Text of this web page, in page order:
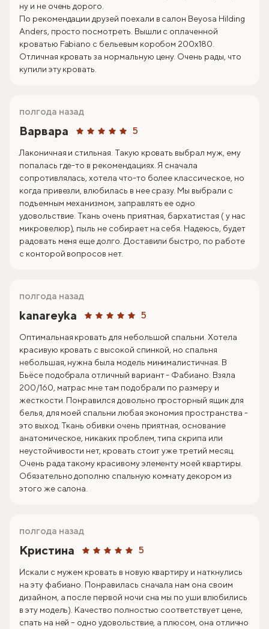
ну и не очень дорого.
По рекомендации друзей поехали в салон Beyosa Hilding
Anders, просто посмотреть. Вышли с оплаченной
кроватью Fabiano с бельевым коробом 200х180.
Отличная кровать за нормальную цену. Очень рады, что
купили эту кровать.
Варвара 5
полгода назад
Лаконичная и стильная. Такую кровать выбрал муж, ему
попалась где-то в рекомендациях. Я сначала
сопротивлялась, хотела что-то более классическое, но
когда привезли, влюбилась в нее сразу. Мы выбрали с
подъемным механизмом, заправлять ее одно
удовольствие. Ткань очень приятная, бархатистая ( у нас
микровелюр), пыль не собирает на себя. Надеюсь, будет
радовать меня еще долго. Доставили быстро, по работе
с конторой вопросов нет.
kanareyka 5
полгода назад
Оптимальная кровать для небольшой спальни. Хотела
красивую кровать с высокой спинкой, но спальня
небольшая, нужна была модель минималистичная. В
Бьёсе подобрала отличный вариант - Фабиано. Взяла
200/160, матрас мне там подобрали по размеру и
жесткости. Понравился довольно просторный ящик для
белья, для моей спальни любая экономия пространства -
это выход. Ткань обивки очень приятная, основание
анатомическое, никаких проблем, типа скрипа или
неустойчивости нет, кровать стоит уже третий месяц.
Очень рада такому красивому элементу моей квартиры.
Обязательно дополню спальную комнату декором из
этого же салона.
Кристина 5
полгода назад
Искали с мужем кровать в новую квартиру и наткнулись
на эту фабиано. Понравилась сначала нам она своим
дизайном, а после первой ночи сна мы по уши влюбились
в эту модель). Качество полностью соответствует цене,
спать на ней – одно удовольствие, а плюсом, она отлично